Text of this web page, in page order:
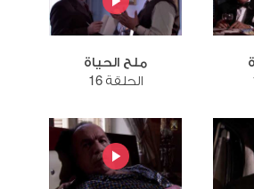
ملح الحياة
الحلقة 16